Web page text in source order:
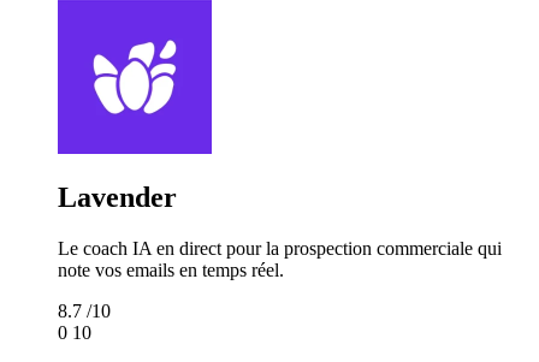
Lavender
Le coach IA en direct pour la prospection commerciale qui
note vos emails en temps réel.
8.7 /10
0 10